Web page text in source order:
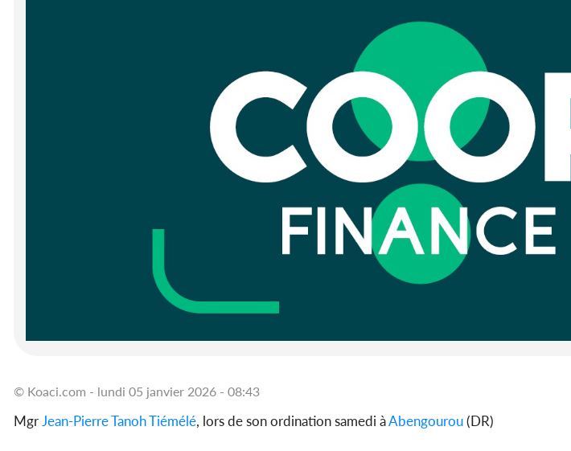
© Koaci.com - lundi 05 janvier 2026 - 08:43
MgrJean-Pierre Tanoh Tiémélé, lors de son ordination samedi àAbengourou(DR)